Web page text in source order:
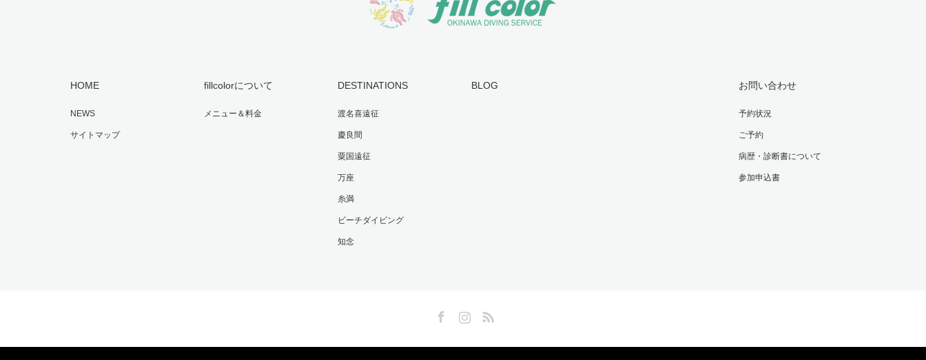
HOME
NEWS
サイトマップ
fillcolorについて
メニュー＆料金
DESTINATIONS
渡名喜遠征
慶良間
粟国遠征
万座
糸満
ビーチダイビング
知念
BLOG お問い合わせ
予約状況
ご予約
病歴・診断書について
参加申込書